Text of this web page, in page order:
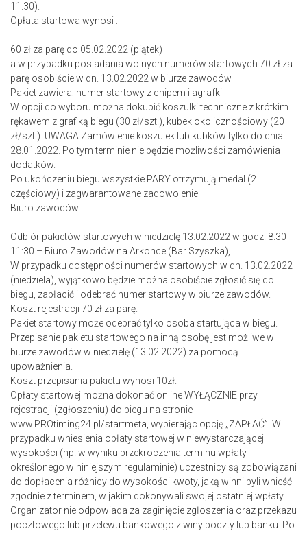
11.30).
Opłata startowa wynosi :
60 zł za parę do 05.02.2022 (piątek)
a w przypadku posiadania wolnych numerów startowych 70 zł za
parę osobiście w dn. 13.02.2022 w biurze zawodów
Pakiet zawiera: numer startowy z chipem i agrafki
W opcji do wyboru można dokupić koszulki techniczne z krótkim
rękawem z grafiką biegu (30 zł/szt.), kubek okolicznościowy (20
zł/szt.). UWAGA Zamówienie koszulek lub kubków tylko do dnia
28.01.2022. Po tym terminie nie będzie możliwości zamówienia
dodatków.
Po ukończeniu biegu wszystkie PARY otrzymują medal (2
częściowy) i zagwarantowane zadowolenie
Biuro zawodów:
Odbiór pakietów startowych w niedzielę 13.02.2022 w godz. 8.30-
11:30 – Biuro Zawodów na Arkonce (Bar Szyszka),
W przypadku dostępności numerów startowych w dn. 13.02.2022
(niedziela), wyjątkowo będzie można osobiście zgłosić się do
biegu, zapłacić i odebrać numer startowy w biurze zawodów.
Koszt rejestracji 70 zł za parę.
Pakiet startowy może odebrać tylko osoba startująca w biegu.
Przepisanie pakietu startowego na inną osobę jest możliwe w
biurze zawodów w niedzielę (13.02.2022) za pomocą
upoważnienia.
Koszt przepisania pakietu wynosi 10zł.
Opłaty startowej można dokonać online WYŁĄCZNIE przy
rejestracji (zgłoszeniu) do biegu na stronie
www.PROtiming24.pl/startmeta, wybierając opcję „ZAPŁAĆ”. W
przypadku wniesienia opłaty startowej w niewystarczającej
wysokości (np. w wyniku przekroczenia terminu wpłaty
określonego w niniejszym regulaminie) uczestnicy są zobowiązani
do dopłacenia różnicy do wysokości kwoty, jaką winni byli wnieść
zgodnie z terminem, w jakim dokonywali swojej ostatniej wpłaty.
Organizator nie odpowiada za zaginięcie zgłoszenia oraz przekazu
pocztowego lub przelewu bankowego z winy poczty lub banku. Po